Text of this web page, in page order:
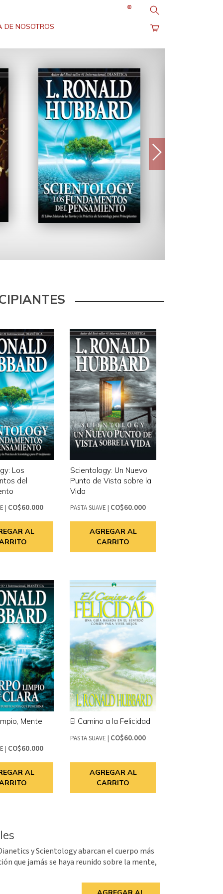
DE NOSOTROS
Buscar
Los
del
| CO$60.000
AL
Scientology: Un Nuevo
Punto de Vista sobre la
Vida
PASTA SUAVE | CO$60.000
AGREGAR AL
CARRITO
Mente
| CO$60.000
AL
El Camino a la Felicidad
PASTA SUAVE | CO$60.000
AGREGAR AL
CARRITO
y Scientology abarcan el cuerpo más
que jamás se haya reunido sobre la mente,